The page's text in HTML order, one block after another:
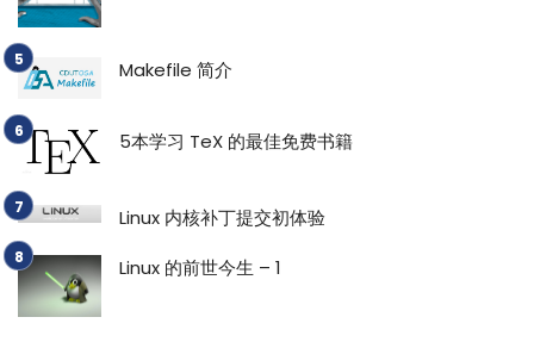
Makefile 简介
5本学习 TeX 的最佳免费书籍
Linux 内核补丁提交初体验
Linux 的前世今生 – 1